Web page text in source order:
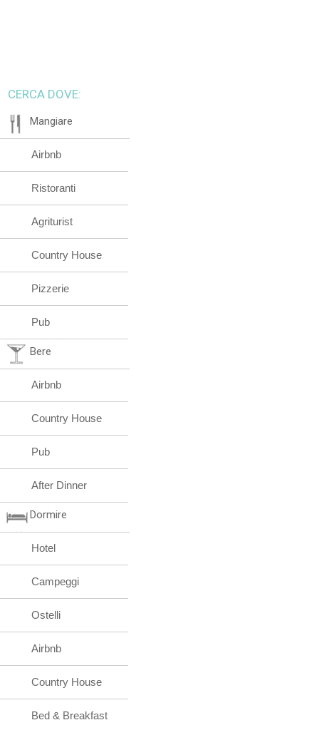
CERCA DOVE:
Mangiare
Airbnb
Ristoranti
Agriturist
Country House
Pizzerie
Pub
Bere
Airbnb
Country House
Pub
After Dinner
Dormire
Hotel
Campeggi
Ostelli
Airbnb
Country House
Bed & Breakfast